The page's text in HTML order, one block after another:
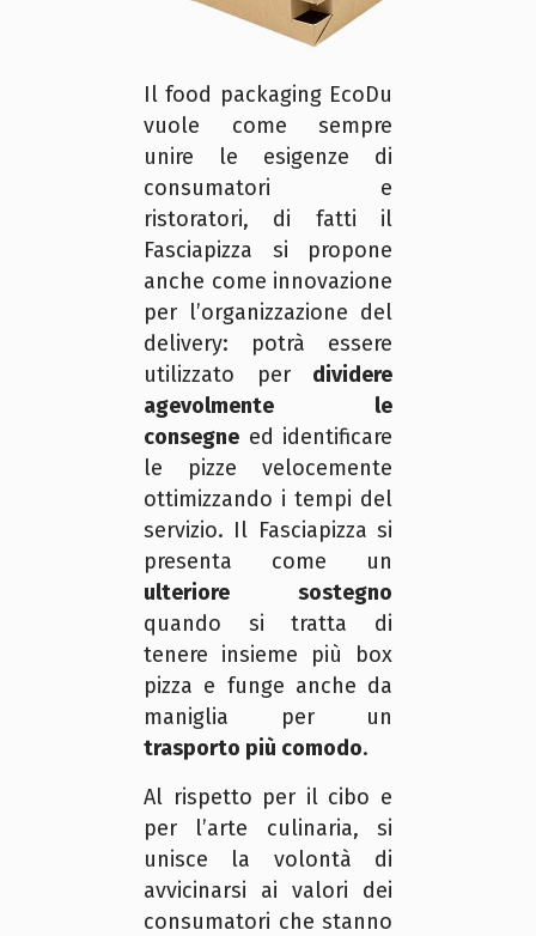
Il food packaging EcoDu
vuole come sempre
unire le esigenze di
consumatori e
ristoratori, di fatti il
Fasciapizza si propone
anche come innovazione
per l’organizzazione del
delivery: potrà essere
utilizzato per dividere
agevolmente le
consegne ed identificare
le pizze velocemente
ottimizzando i tempi del
servizio. Il Fasciapizza si
presenta come un
ulteriore sostegno
quando si tratta di
tenere insieme più box
pizza e funge anche da
maniglia per un
trasporto più comodo.
Al rispetto per il cibo e
per l’arte culinaria, si
unisce la volontà di
avvicinarsi ai valori dei
consumatori che stanno